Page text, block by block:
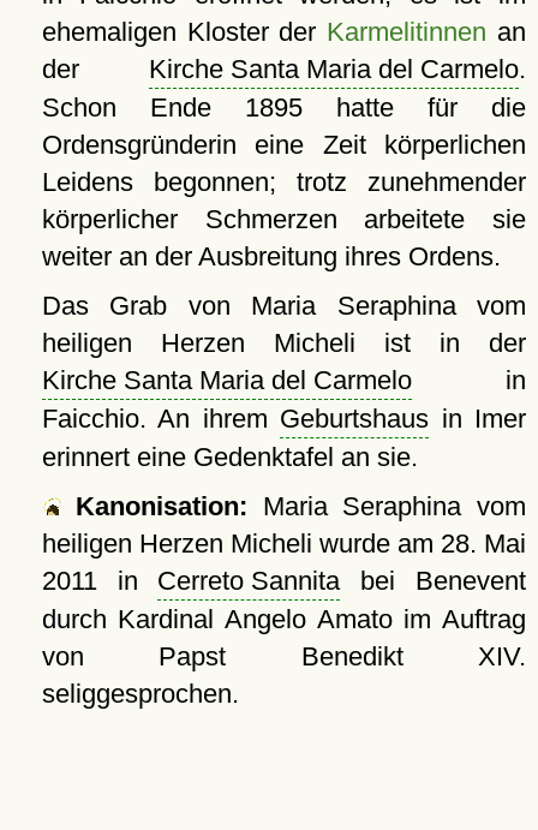
ehemaligen Kloster der Karmelitinnen an
der Kirche Santa Maria del Carmelo.
Schon Ende 1895 hatte für die
Ordensgründerin eine Zeit körperlichen
Leidens begonnen; trotz zunehmender
körperlicher Schmerzen arbeitete sie
weiter an der Ausbreitung ihres Ordens.
Das Grab von Maria Seraphina vom
heiligen Herzen Micheli ist in der
Kirche Santa Maria del Carmeloin
Faicchio. An ihrem Geburtshaus in Imer
erinnert eine Gedenktafel an sie.
Kanonisation: Maria Seraphina vom
heiligen Herzen Micheli wurde am 28. Mai
2011in Cerreto Sannitabei Benevent
durch Kardinal Angelo Amato im Auftrag
von Papst Benedikt XIV.
seliggesprochen.